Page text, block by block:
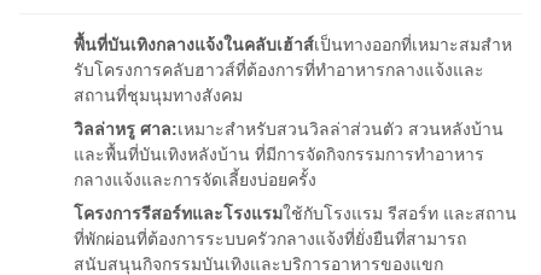
พื้นที่บันเทิงกลางแจ้งในคลับเฮ้าส์เป็นทางออกที่เหมาะสมสําห
รับโครงการคลับฮาวส์ที่ต้องการที่ทําอาหารกลางแจ้งและ
สถานที่ชุมนุมทางสังคม
วิลล่าหรู ศาล:เหมาะสําหรับสวนวิลล่าส่วนตัว สวนหลังบ้าน
และพื้นที่บันเทิงหลังบ้าน ที่มีการจัดกิจกรรมการทําอาหาร
กลางแจ้งและการจัดเลี้ยงบ่อยครั้ง
โครงการรีสอร์ทและโรงแรมใช้กับโรงแรม รีสอร์ท และสถาน
ที่พักผ่อนที่ต้องการระบบครัวกลางแจ้งที่ยั่งยืนที่สามารถ
สนับสนุนกิจกรรมบันเทิงและบริการอาหารของแขก